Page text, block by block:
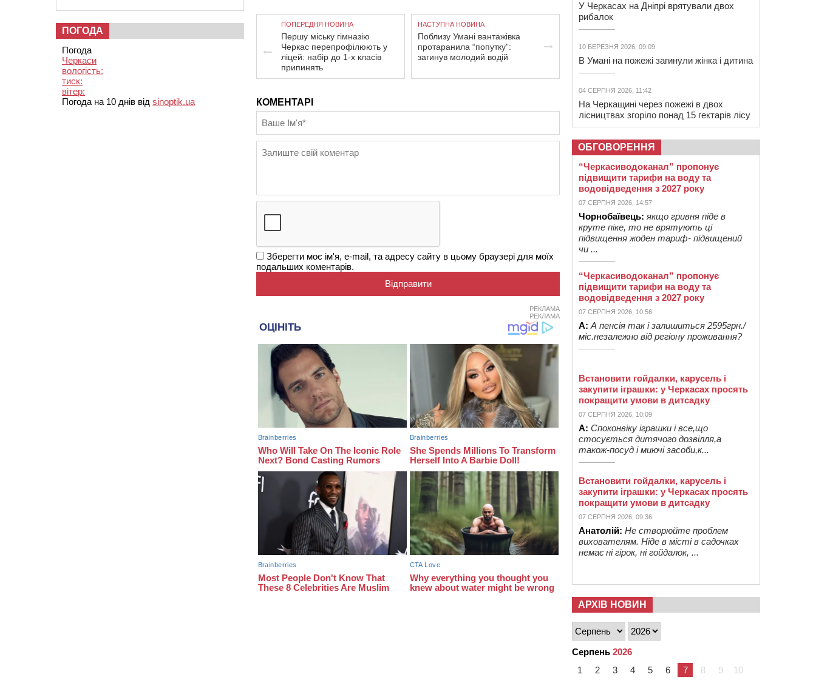
ПОПЕРЕДНЯ НОВИНА
Першу міську гімназію
Черкас перепрофілюють у
ліцей: набір до 1-х класів
припинять
НАСТУПНА НОВИНА
Поблизу Умані вантажівка
протаранила “попутку”:
загинув молодий водій
КОМЕНТАРІ
Зберегти моє ім'я, e-mail, та адресу сайту в цьому браузері для моїх
подальших коментарів.
РЕКЛАМА
РЕКЛАМА
ПОГОДА
Погода
Черкаси
вологість:
тиск:
вітер:
Погода на 10 днів від sinoptik.ua
У Черкасах на Дніпрі врятували двох
рибалок
10 БЕРЕЗНЯ 2026, 09:09
В Умані на пожежі загинули жінка і дитина
04 СЕРПНЯ 2026, 11:42
На Черкащині через пожежі в двох
лісництвах згоріло понад 15 гектарів лісу
ОБГОВОРЕННЯ
“Черкасиводоканал” пропонує
підвищити тарифи на воду та
водовідведення з 2027 року
07 СЕРПНЯ 2026, 14:57
Чорнобаївець: якщо гривня піде в
круте піке, то не врятують ці
підвищення жоден тариф- підвищений
чи ...
“Черкасиводоканал” пропонує
підвищити тарифи на воду та
водовідведення з 2027 року
07 СЕРПНЯ 2026, 10:56
А: А пенсія так і залишиться 2595грн./
міс.незалежно від регіону проживання?
Встановити гойдалки, карусель і
закупити іграшки: у Черкасах просять
покращити умови в дитсадку
07 СЕРПНЯ 2026, 10:09
А: Споконвіку іграшки і все,що
стосується дитячого дозвілля,а
також-посуд і миючі засоби,к...
Встановити гойдалки, карусель і
закупити іграшки: у Черкасах просять
покращити умови в дитсадку
07 СЕРПНЯ 2026, 09:36
Анатолій: Не створюйте проблем
вихователям. Ніде в місті в садочках
немає ні гірок, ні гойдалок, ...
АРХІВ НОВИН
Серпень 2026
1
2 3 4 5 6 7 8 9
10